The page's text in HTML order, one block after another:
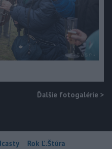
Ďalšie fotogalérie >
Rok Ľ.Štúra